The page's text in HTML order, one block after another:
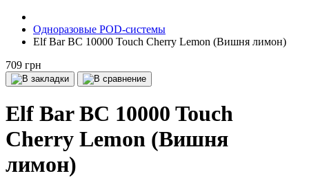
Одноразовые POD-системы
Elf Bar BC 10000 Touch Cherry Lemon (Вишня лимон)
709 грн
Elf Bar BC 10000 Touch
Cherry Lemon (Вишня
лимон)